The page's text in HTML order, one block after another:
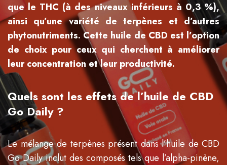
que le THC (à des niveaux inférieurs à 0,3 %),
ainsi qu’une variété de terpènes et d’autres
phytonutriments. Cette huile de CBD est l’option
de choix pour ceux qui cherchent à améliorer
leur concentration et leur productivité.
Quels sont les effets de l’huile de CBD
Go Daily ?
Le mélange de terpènes présent dans l’huile de CBD
Go Daily inclut des composés tels que l’alpha-pinène,